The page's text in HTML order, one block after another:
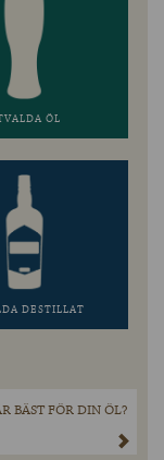
ÖL
DESTILLAT
BÄST FÖR DIN ÖL?